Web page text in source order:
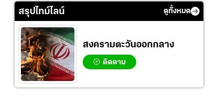
แล้วเจอมาเลเซียตั้ง
สรุปไทม์ไลน์ ดูทั้งหมด
สงครามตะวันออกกลาง
ติดตาม